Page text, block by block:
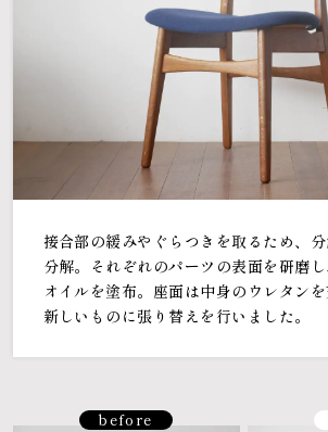
接合部の緩みやぐらつきを取るため、
分解。それぞれのパーツの表面を研磨
オイルを塗布。座面は中身のウレタンを
新しいものに張り替えを行いました。
before